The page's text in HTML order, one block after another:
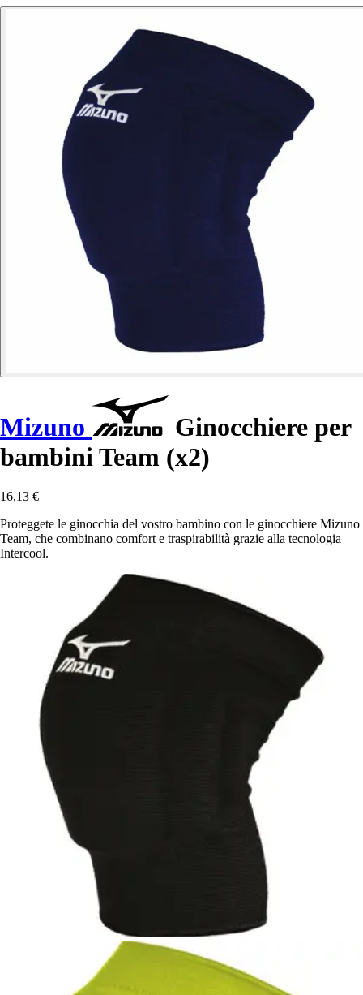
Mizuno
Ginocchiere per
bambini Team (x2)
16,13 €
Proteggete le ginocchia del vostro bambino con le ginocchiere Mizuno
Team, che combinano comfort e traspirabilità grazie alla tecnologia
Intercool.